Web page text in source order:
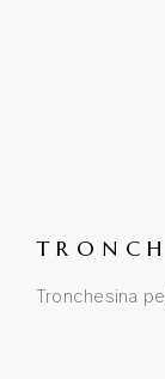
Tronchesina